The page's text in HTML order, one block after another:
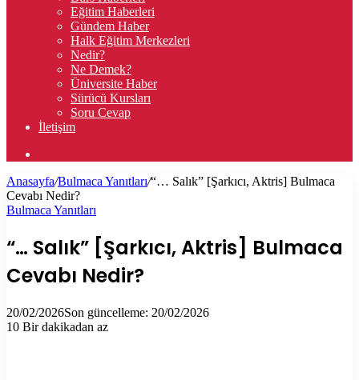
Eğitim Haberleri
Gündem Haber
Halk Eğitim Merkezleri
Nedir?
Ne Demek?
Üniversite Haber
Sürücü Kursları
Soru Cevap
İletişim
...
Anasayfa/Bulmaca Yanıtları/“… Salık” [Şarkıcı, Aktris] Bulmaca
Cevabı Nedir?
Bulmaca Yanıtları
“… Salık” [Şarkıcı, Aktris] Bulmaca
Cevabı Nedir?
20/02/2026Son güncelleme: 20/02/2026
10 Bir dakikadan az